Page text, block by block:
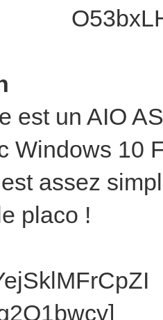
est un AIO
Windows 10
assez
placo !